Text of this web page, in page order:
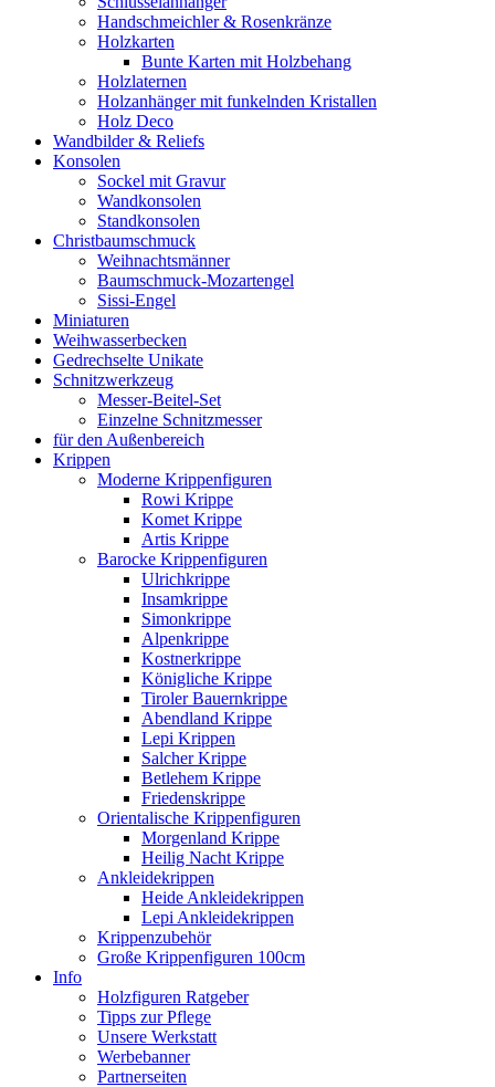
Handschmeichler & Rosenkränze
Holzkarten
Bunte Karten mit Holzbehang
Holzlaternen
Holzanhänger mit funkelnden Kristallen
Holz Deco
Wandbilder & Reliefs
Konsolen
Sockel mit Gravur
Wandkonsolen
Standkonsolen
Christbaumschmuck
Weihnachtsmänner
Baumschmuck-Mozartengel
Sissi-Engel
Miniaturen
Weihwasserbecken
Gedrechselte Unikate
Schnitzwerkzeug
Messer-Beitel-Set
Einzelne Schnitzmesser
für den Außenbereich
Krippen
Moderne Krippenfiguren
Rowi Krippe
Komet Krippe
Artis Krippe
Barocke Krippenfiguren
Ulrichkrippe
Insamkrippe
Simonkrippe
Alpenkrippe
Kostnerkrippe
Königliche Krippe
Tiroler Bauernkrippe
Abendland Krippe
Lepi Krippen
Salcher Krippe
Betlehem Krippe
Friedenskrippe
Orientalische Krippenfiguren
Morgenland Krippe
Heilig Nacht Krippe
Ankleidekrippen
Heide Ankleidekrippen
Lepi Ankleidekrippen
Krippenzubehör
Große Krippenfiguren 100cm
Info
Holzfiguren Ratgeber
Tipps zur Pflege
Unsere Werkstatt
Werbebanner
Partnerseiten